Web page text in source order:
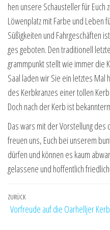
hen unse­re Schau­stel­ler für Euch
Löwen­platz mit Far­be und Leben
Süßig­kei­ten und Fahr­ge­schäf­ten
ges gebo­ten. Den tra­di­tio­nell
gramm­punkt stellt wie immer die
Saal laden wir Sie ein letz­tes Mal
des Kerb­kran­zes einer tol­len
Doch nach der Kerb ist
Das wars mit der Vor­stel­lung
freu­en uns, Euch bei unse­rem
dür­fen und kön­nen es kaum
ge­las­se­ne und hof­fent­lich
Beitragsnavigation
Vorheriger
Beitrag
ZURÜCK
Vorfreude auf die Oarhelljer Kerb